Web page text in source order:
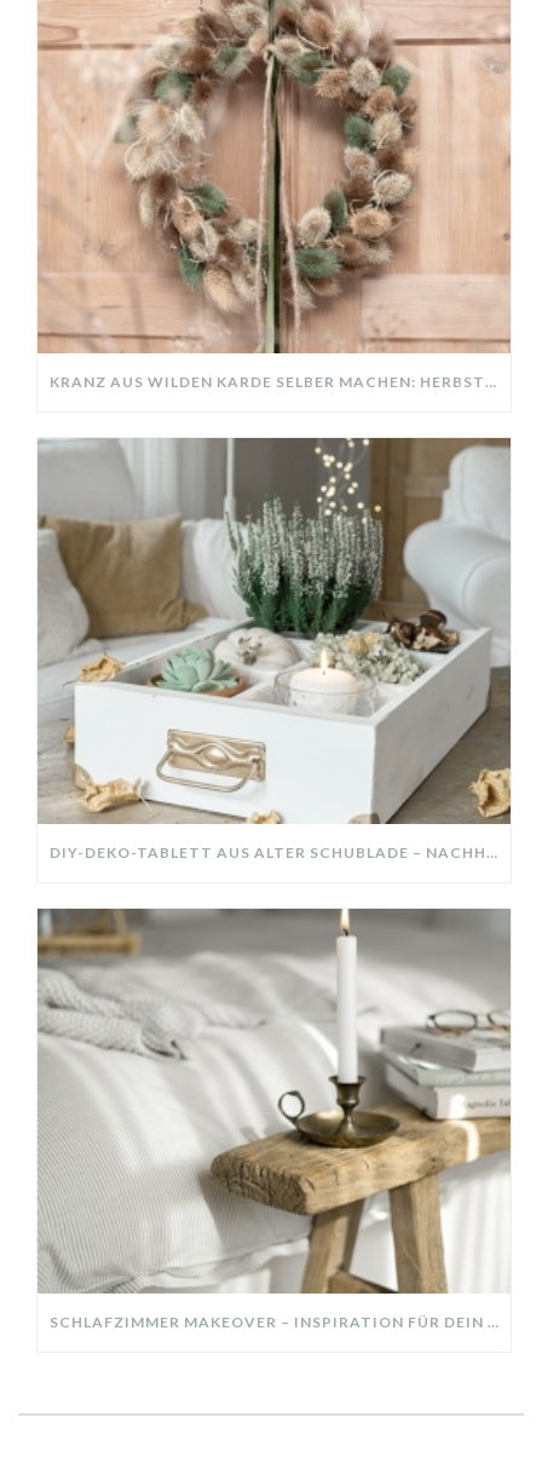
KRANZ AUS WILDEN KARDE SELBER MACHEN: HERBSTDEKO GANZ EINFACH
DIY-DEKO-TABLETT AUS ALTER SCHUBLADE – NACHHALTIGE HERBSTDEKO SELBER MACHEN!
SCHLAFZIMMER MAKEOVER – INSPIRATION FÜR DEIN SCHLAFZIMMER: AUS ALT MACH NEU – HELL, GEMÜTLICH UND EINLADEND